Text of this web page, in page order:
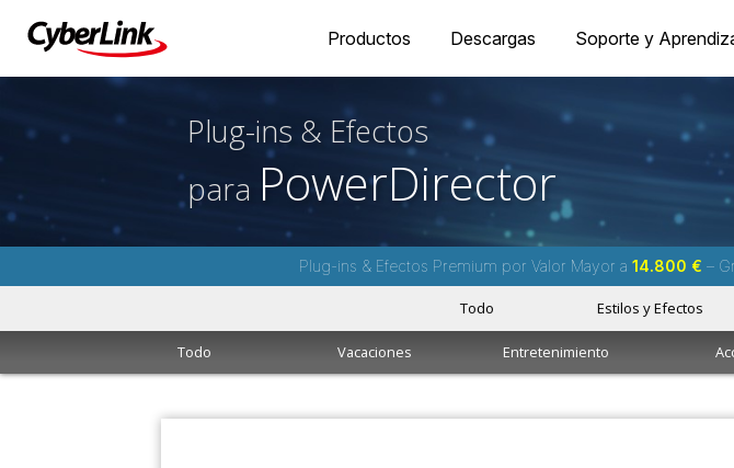
Productos Descargas Soporte y
Plug-ins & Efectos
para PowerDirector
Plug-ins & Efectos Premium por Valor Mayor a 14.800 € –
Todo Estilos y Efectos
Todo Vacaciones Entretenimiento